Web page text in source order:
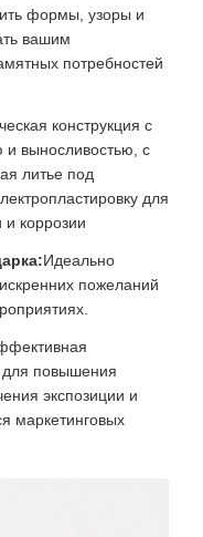
формы, узоры и
вашим
потребностей
конструкция с
и выносливостью, с
литье под
для
и коррозии
Идеально
пожеланий
для повышения
экспозиции и
маркетинговых